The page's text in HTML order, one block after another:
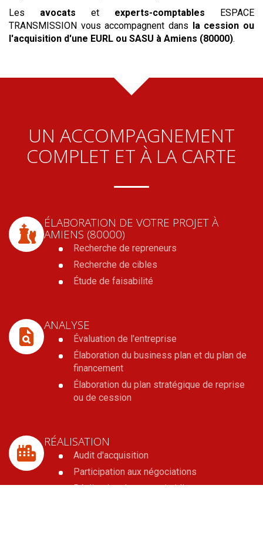
Les avocats et experts-comptables ESPACE
TRANSMISSION vous accompagnent dans la cession ou
l'acquisition d'une EURL ou SASU à Amiens (80000).
UN ACCOMPAGNEMENT
COMPLET ET À LA CARTE
ÉLABORATION DE VOTRE PROJETÀ
AMIENS (80000)
Recherche de repreneurs
Recherche de cibles
Étude de faisabilité
ANALYSE
Évaluation de l'entreprise
Élaboration du business plan et du plan de
financement
Élaboration du plan stratégique de reprise
ou de cession
RÉALISATION
Audit d'acquisition
Participation aux négociations
Réalisation des actes juridiques